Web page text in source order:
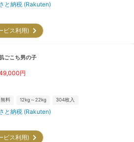
と納税 (Rakuten)
ビス利用)
ごこち男の子
円
料 12kg～22kg 304枚入
と納税 (Rakuten)
ビス利用)